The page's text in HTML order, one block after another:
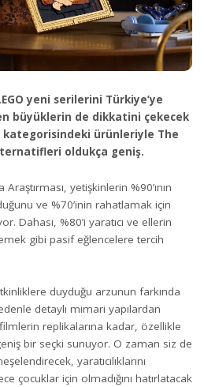
yeni serilerini Türkiye’ye
büyüklerin de dikkatini çekecek
ürünleriyle The
oldukça geniş.
yetişkinlerin %90’ının
ve %70’inin rahatlamak için
Dahası, %80’i yaratıcı ve ellerin
gibi pasif eğlencelere tercih
duyduğu arzunun farkında
detaylı mimari yapılardan
replikalarına kadar, özellikle
bir seçki sunuyor. O zaman siz de
yaratıcılıklarını
çocuklar için olmadığını hatırlatacak